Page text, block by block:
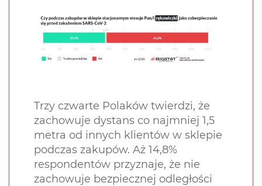
Trzy czwarte Polaków twierdzi, że
zachowuje dystans co najmniej 1,5
metra od innych klientów w sklepie
podczas zakupów. Aż 14,8%
respondentów przyznaje, że nie
zachowuje bezpiecznej odległości